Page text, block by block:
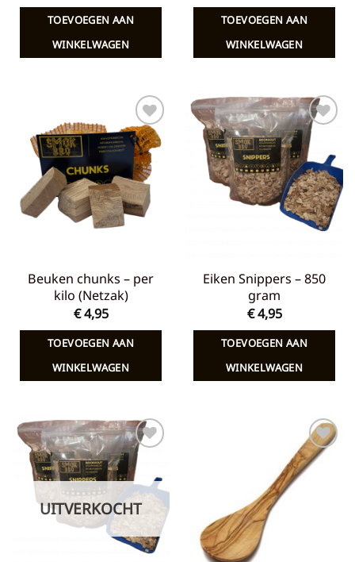
TOEVOEGEN AAN
WINKELWAGEN
TOEVOEGEN AAN
WINKELWAGEN
Toevoegen
aan
verlanglijst
Beuken chunks – per
kilo (Netzak)
€4,95
TOEVOEGEN AAN
WINKELWAGEN
Toevoegen
aan
verlanglijst
Eiken Snippers – 850
gram
€4,95
TOEVOEGEN AAN
WINKELWAGEN
Toevoegen
aan
verlanglijst
UITVERKOCHT
Toevoegen
aan
verlanglijst